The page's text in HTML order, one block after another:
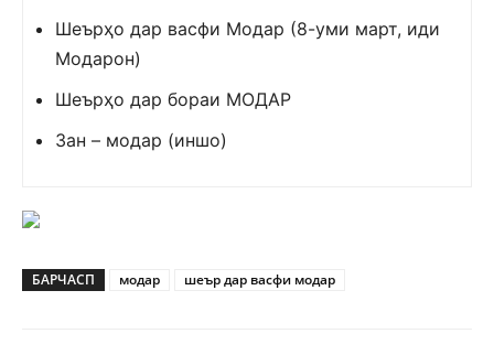
Шеърҳо дар васфи Модар (8-уми март, иди
Модарон)
Шеърҳо дар бораи МОДАР
Зан – модар (иншо)
БАРЧАСП модар шеър дар васфи модар